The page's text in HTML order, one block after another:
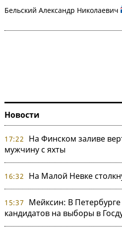
Бельский Александр Николаевич
Новости
17:22
На Финском заливе
мужчину с яхты
16:32 На Малой Невке
15:37
Мейксин: В
кандидатов на выборы в